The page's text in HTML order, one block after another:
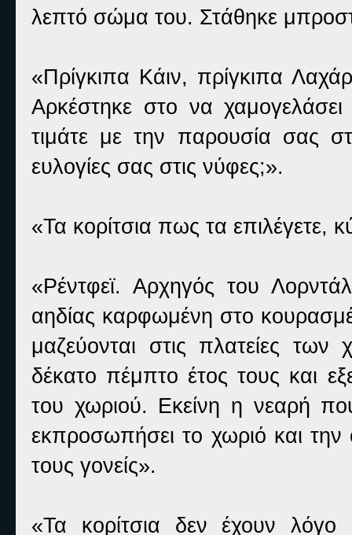
λεπτό σώμα του. Στάθηκε
«Πρίγκιπα Κάιν, πρίγκιπα
Αρκέστηκε στο να
τιμάτε με την παρουσία σας
ευλογίες σας στις νύφες;».
«Τα κορίτσια πως τα επιλέγετε,
«Ρέντφεϊ. Αρχηγός του
αηδίας καρφωμένη στο
μαζεύονται στις πλατείες
δέκατο πέμπτο έτος τους και
του χωριού. Εκείνη η νεαρή
εκπροσωπήσει το χωριό και την
τους γονείς».
«Τα κορίτσια δεν έχουν